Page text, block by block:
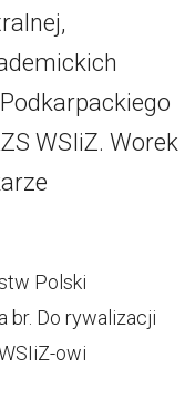
WSIiZ. Worek
Polski
br. Do rywalizacji
owi